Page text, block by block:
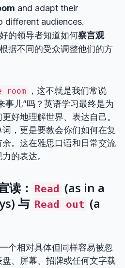
and adapt their
different audiences.
好的领导者知道如何察言观
据不同的受众调整他们的方
room
，这不就是我们常说
事儿”吗？英语学习最终是为
好地理解世界、表达自己。
，更是要教会你们如何在复
。这在雅思口语和日常交流
的表达。
读： Read
(as in a
与 Read out (a
一个相对具体但同样容易被忽
、屏幕、招牌或任何文字载